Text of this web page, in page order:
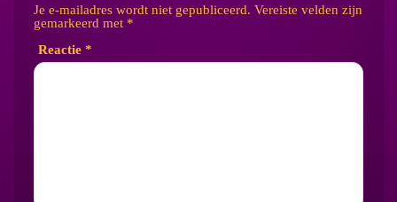
Je e-mailadres wordt niet gepubliceerd. Vereiste velden zijn
gemarkeerd met *
Reactie *